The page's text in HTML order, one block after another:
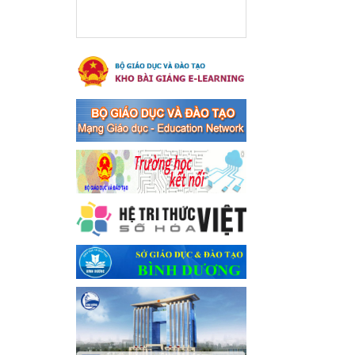
Hưởng ứng cuộc thi trực
tuyến "Tìm hiểu Nghị quyết
Trung ương 8 Khoá XIII"
Hưởng ứng cuộc thi trực tuyến
"Tìm hiểu Nghị quyết Trung
ương 8 Khoá XIII"
Ngày ban hành: 04/03/2024
Kế hoạch Triển khai công
tác tuyên truyền, đảm bảo
trật tự, an toàn giao thông
năm 2024 tại các cơ sở giáo
dục trên địa bàn thị xã Bến
Cát
Kế hoạch Triển khai công tác
tuyên truyền, đảm bảo trật tự,
an toàn giao thông năm 2024
tại các cơ sở giáo dục trên địa
bàn thị xã Bến Cát